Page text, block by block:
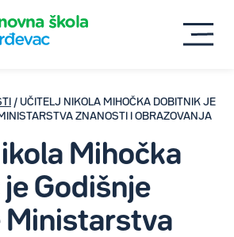
/ UČITELJ NIKOLA MIHOČKA DOBITNIK JE
ZNANOSTI I OBRAZOVANJA
Mihočka
Godišnje
Ministarstva